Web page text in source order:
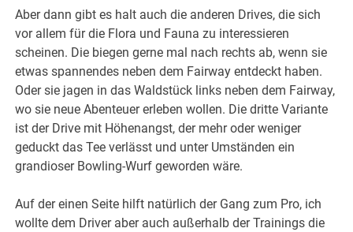
Aber dann gibt es halt auch die anderen Drives, die sich
vor allem für die Flora und Fauna zu interessieren
scheinen. Die biegen gerne mal nach rechts ab, wenn sie
etwas spannendes neben dem Fairway entdeckt haben.
Oder sie jagen in das Waldstück links neben dem Fairway,
wo sie neue Abenteuer erleben wollen. Die dritte Variante
ist der Drive mit Höhenangst, der mehr oder weniger
geduckt das Tee verlässt und unter Umständen ein
grandioser Bowling-Wurf geworden wäre.
Auf der einen Seite hilft natürlich der Gang zum Pro, ich
wollte dem Driver aber auch außerhalb der Trainings die